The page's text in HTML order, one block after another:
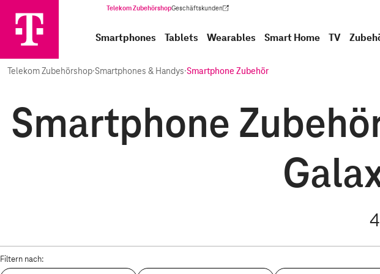
Telekom ZubehörshopGeschäftskunden
(Wird in einem neuen Tab geöffnet)
Smartphones Tablets Wearables Smart Home TV
Telekom Zubehörshop·Smartphones & Handys·Smartphone Zubehör
Smartphone
4
Filtern nach: